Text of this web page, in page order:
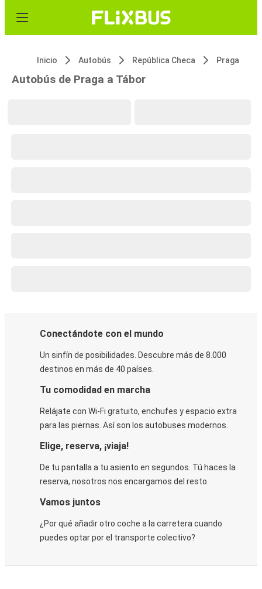
Inicio Autobús República Checa Praga
Autobús de Praga a Tábor
Conectándote con el mundo
Un sinfín de posibilidades. Descubre más de 8.000
destinos en más de 40 países.
Tu comodidad en marcha
Relájate con Wi-Fi gratuito, enchufes y espacio extra
para las piernas. Así son los autobuses modernos.
Elige, reserva, ¡viaja!
De tu pantalla a tu asiento en segundos. Tú haces la
reserva, nosotros nos encargamos del resto.
Vamos juntos
¿Por qué añadir otro coche a la carretera cuando
puedes optar por el transporte colectivo?